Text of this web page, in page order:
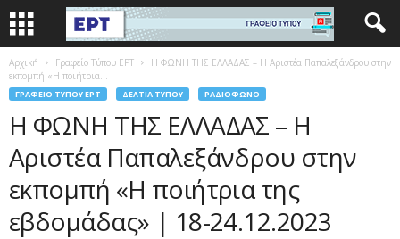
Αρχική Γραφείο Τύπου ΕΡΤ
Η ΦΩΝΗ ΤΗΣ ΕΛΛΑΔΑΣ – Η Αριστέα Παπαλεξάνδρου στην
εκπομπή «Η ποιήτρια...
ΓΡΑΦΕΊΟ ΤΎΠΟΥ ΕΡΤ ΔΕΛΤΊΑ ΤΎΠΟΥ ΡΑΔΙΌΦΩΝΟ
Η ΦΩΝΗ ΤΗΣ ΕΛΛΑΔΑΣ – Η
Αριστέα Παπαλεξάνδρου στην
εκπομπή «Η ποιήτρια της
εβδομάδας» | 18-24.12.2023